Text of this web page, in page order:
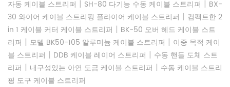
자동 케이블 스트리퍼 | SH-80 다기능 수동 케이블 스트리퍼 | BX-
30 와이어 케이블 스트리핑 플라이어 케이블 스트리퍼 | 컴팩트한 2
in 1 케이블 커터 케이블 스트리퍼 | BK-50 오버 헤드 케이블 스트
리퍼 | 모델 BK50-105 알루미늄 케이블 스트리퍼 | 이중 목적 케이
블 스트리퍼 | DDB 케이블 레이어 스트리퍼 | 수동 핸들 도체 스트
리퍼 | 내구성있는 아연 도금 케이블 스트리퍼 | 수동 케이블 스트리
핑 도구 케이블 스트리퍼